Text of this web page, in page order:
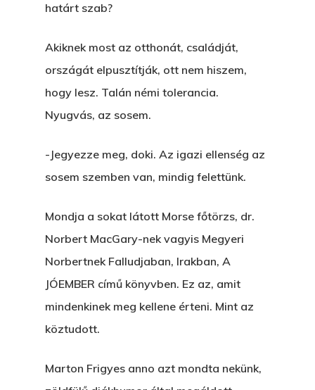
határt szab?
Akiknek most az otthonát, családját,
országát elpusztítják, ott nem hiszem,
hogy lesz. Talán némi tolerancia.
Nyugvás, az sosem.
-Jegyezze meg, doki. Az igazi ellenség az
sosem szemben van, mindig felettünk.
Mondja a sokat látott Morse főtörzs, dr.
Norbert MacGary-nek vagyis Megyeri
Norbertnek Falludjaban, Irakban, A
JÓEMBER című könyvben. Ez az, amit
mindenkinek meg kellene érteni. Mint az
köztudott.
Marton Frigyes anno azt mondta nekünk,